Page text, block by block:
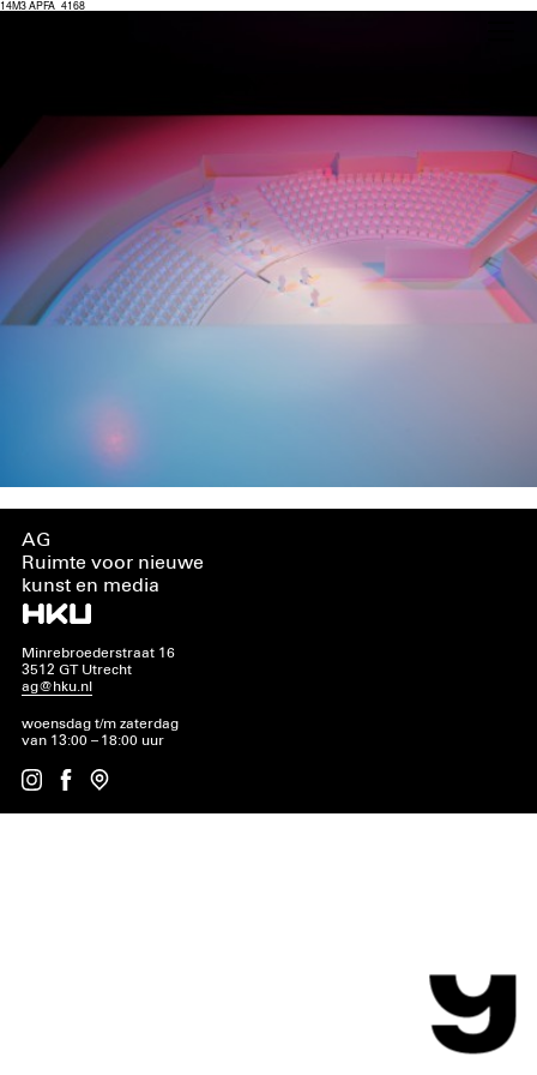
14M3 APFA_4168
AG
Ruimte voor nieuwe
kunst en media
Minrebroederstraat 16
3512 GT Utrecht
ag@hku.nl
woensdag t/m zaterdag
van 13:00 – 18:00 uur